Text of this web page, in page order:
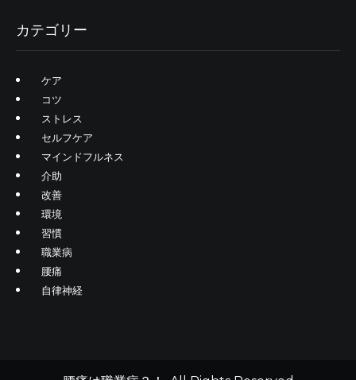
カテゴリー
ケア
コツ
ストレス
セルフケア
マインドフルネス
介助
改善
環境
習慣
職業病
腰痛
自律神経